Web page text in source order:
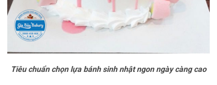
Tiêu chuẩn chọn lựa bánh sinh nhật ngon ngày càng cao